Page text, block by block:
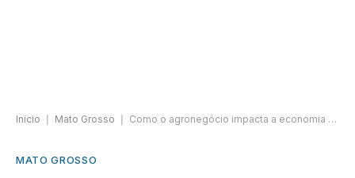
Início Mato Grosso Como o agronegócio impacta a economia do Mato Grosso?
MATO GROSSO